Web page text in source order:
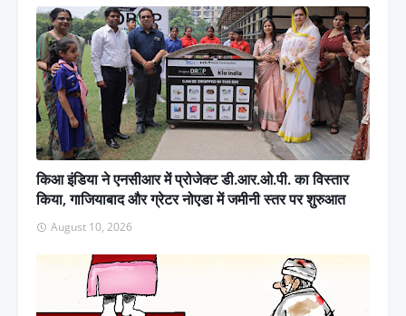
किआ इंडिया ने एनसीआर में प्रोजेक्ट डी.आर.ओ.पी. का विस्तार
किया, गाजियाबाद और ग्रेटर नोएडा में जमीनी स्तर पर शुरुआत
August 10, 2026